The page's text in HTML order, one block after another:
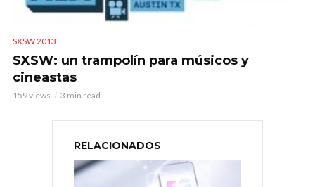
SXSW 2013
SXSW: un trampolín para músicos y
cineastas
159 views 3 min read
RELACIONADOS